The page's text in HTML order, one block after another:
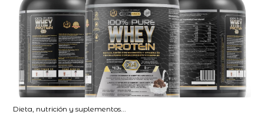
Dieta, nutrición y suplementos...